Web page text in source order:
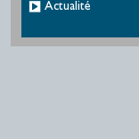
Actualité